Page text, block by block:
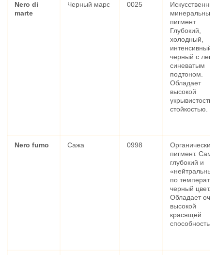
Nero di
marte
Черный марс 0025
минеральный
пигмент.
Глубокий,
холодный,
интенсивный
черный с
синеватым
подтоном.
Обладает
высокой
стойкостью.
Nero fumo Сажа 0998
Органический
пигмент.
глубокий и
по
черный цвет.
Обладает
высокой
красящей
способностью.